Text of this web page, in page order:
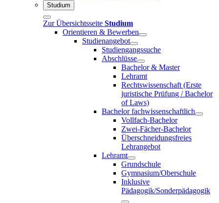
Studium
Zur Übersichtsseite Studium
Orientieren & Bewerben
Studienangebot
Studiengangssuche
Abschlüsse
Bachelor & Master
Lehramt
Rechtswissenschaft (Erste
juristische Prüfung / Bachelor
of Laws)
Bachelor fachwissenschaftlich
Vollfach-Bachelor
Zwei-Fächer-Bachelor
Überschneidungsfreies
Lehrangebot
Lehramt
Grundschule
Gymnasium/Oberschule
Inklusive
Pädagogik/Sonderpädagogik